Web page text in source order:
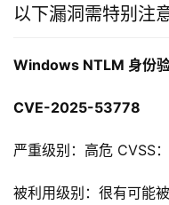
以下漏洞需特别注
Windows NTLM 身份
CVE-2025-53778
严重级别：高危 CVSS
被利用级别：很有可能